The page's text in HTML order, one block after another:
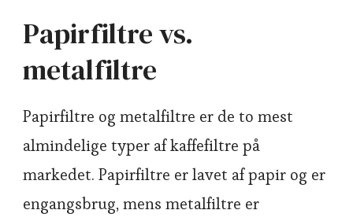
Papirfiltre vs.
metalfiltre
Papirfiltre og metalfiltre er de to mest
almindelige typer af kaffefiltre på
markedet. Papirfiltre er lavet af papir og er
engangsbrug, mens metalfiltre er